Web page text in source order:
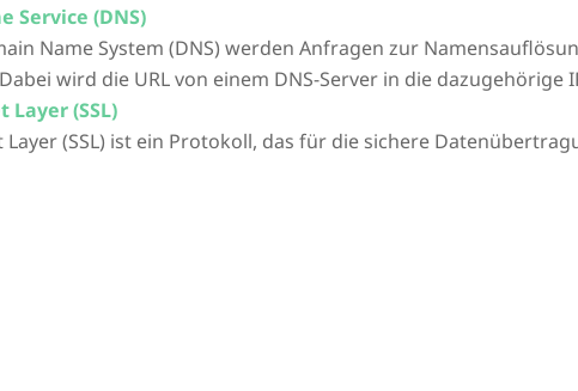
Service (DNS)
Name System (DNS) werden Anfragen zur
wird die URL von einem DNS-Server in die dazugehörige
Layer (SSL)
Layer (SSL) ist ein Protokoll, das für die sichere